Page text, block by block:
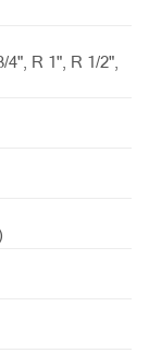
R 1", R 1/2",